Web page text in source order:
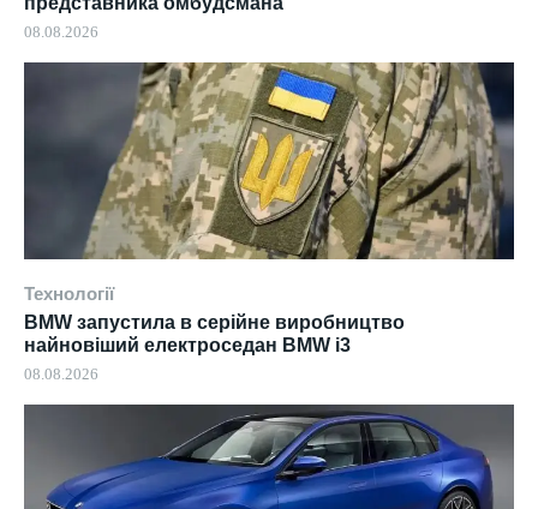
08.08.2026
Технології
BMW запустила в серійне виробництво
найновіший електроседан BMW i3
08.08.2026